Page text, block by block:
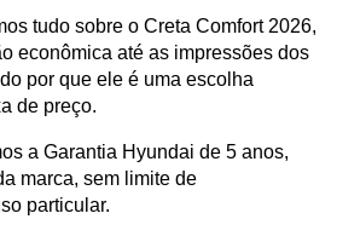
tudo sobre o Creta Comfort 2026,
econômica até as impressões dos
por que ele é uma escolha
de preço.
a Garantia Hyundai de 5 anos,
marca, sem limite de
particular.